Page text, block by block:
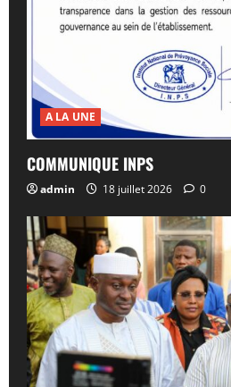
A LA UNE
COMMUNIQUE INPS
admin 18 juillet 2026 0